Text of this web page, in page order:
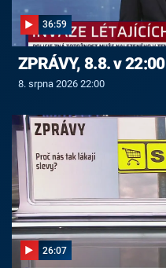
36:59
ZPRÁVY, 8.8. v 22:00
8. srpna 2026 22:00
26:07